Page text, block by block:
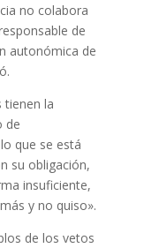
no colabora
de
autonómica de
tienen la
de
que se está
su obligación,
insuficiente,
y no quiso».
de los vetos